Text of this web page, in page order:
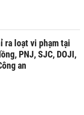
ra loạt vi phạm tại
PNJ, SJC, DOJI,
an